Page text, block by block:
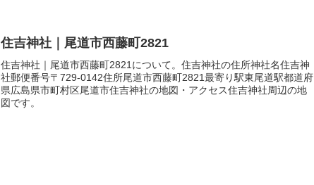
住吉神社｜尾道市西藤町2821
住吉神社｜尾道市西藤町2821について。住吉神社の住所神社名住吉神
社郵便番号〒729-0142住所尾道市西藤町2821最寄り駅東尾道駅都道府
県広島県市町村区尾道市住吉神社の地図・アクセス住吉神社周辺の地
図です。